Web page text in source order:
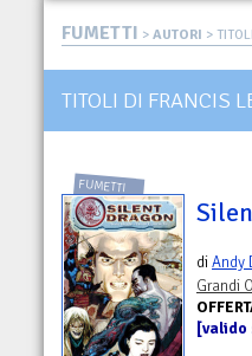
FUMETTI > AUTORI >
TITOLI DI FRANCIS
FUMETTI
diAndy
Grandi
[valido